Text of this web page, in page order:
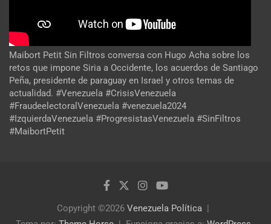
Maibort Petit Sin Filtros conversa con Hugo Acha sobre los
retos que impone Siria a Occidente, los acuerdos de Santiago
Peña, presidente de paraguay en Israel y otros temas de
actualidad. #Venezuela #CrisisVenezuela
#FraudeelectoralVenezuela #venezuela2024
#IzquierdaVenezuela #ProgresistasVenezuela #SinFiltros
#MaibortPetit
Copyright ©2026 Venezuela Política